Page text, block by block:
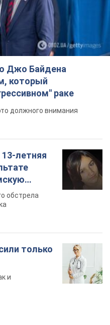
должного внимания
летняя
обстрела
только
и